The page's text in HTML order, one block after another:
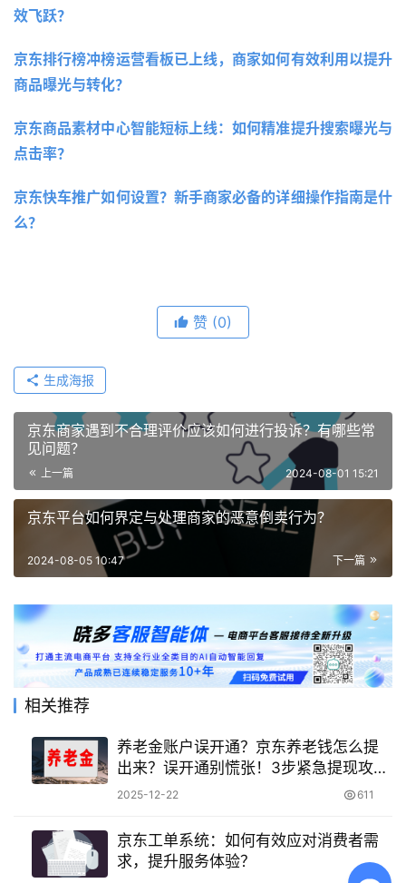
效飞跃？
京东排行榜冲榜运营看板已上线，商家如何有效利用以提升
商品曝光与转化？
京东商品素材中心智能短标上线：如何精准提升搜索曝光与
点击率？
京东快车推广如何设置？新手商家必备的详细操作指南是什
么？
赞 (0)
生成海报
京东商家遇到不合理评价应该如何进行投诉？有哪些常
见问题？
上一篇 2024-08-01 15:21
京东平台如何界定与处理商家的恶意倒卖行为？
下一篇
2024-08-05 10:47
相关推荐
养老金账户误开通？京东养老钱怎么提
出来？误开通别慌张！3步紧急提现攻
略，72小时内拿回养老钱！
2025-12-22 611
京东工单系统：如何有效应对消费者需
求，提升服务体验？